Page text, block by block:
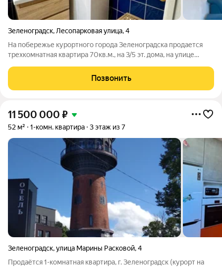
Зеленоградск, Лесопарковая улица,4
На побережье курортного города Зеленоградска продается
трехкомнатная квартира 70кв.м., на 3/5 эт. дома, на улице
Окружная, Потемкина, Тургенева, Московская. Квартира
просторная, светлая, удобная
Позвонить
11 500 000 ₽
52 м² 1-комн. квартира 3 этаж из 7
Зеленоградск,улица Марины Расковой,4
Продаётся 1-комнатная квартира, г. Зеленоградск (курорт на